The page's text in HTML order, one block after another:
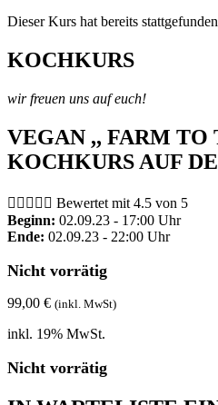
Dieser Kurs hat bereits
KOCHKURS
wir freuen uns auf euch!
VEGAN ,, FARM TO
KOCHKURS AUF
     Bewertet mit 4.5 von 5
Beginn: 02.09.23 - 17:00 Uhr
Ende: 02.09.23 - 22:00 Uhr
Nicht vorrätig
99,00 € (inkl. MwSt)
inkl. 19% MwSt.
Nicht vorrätig